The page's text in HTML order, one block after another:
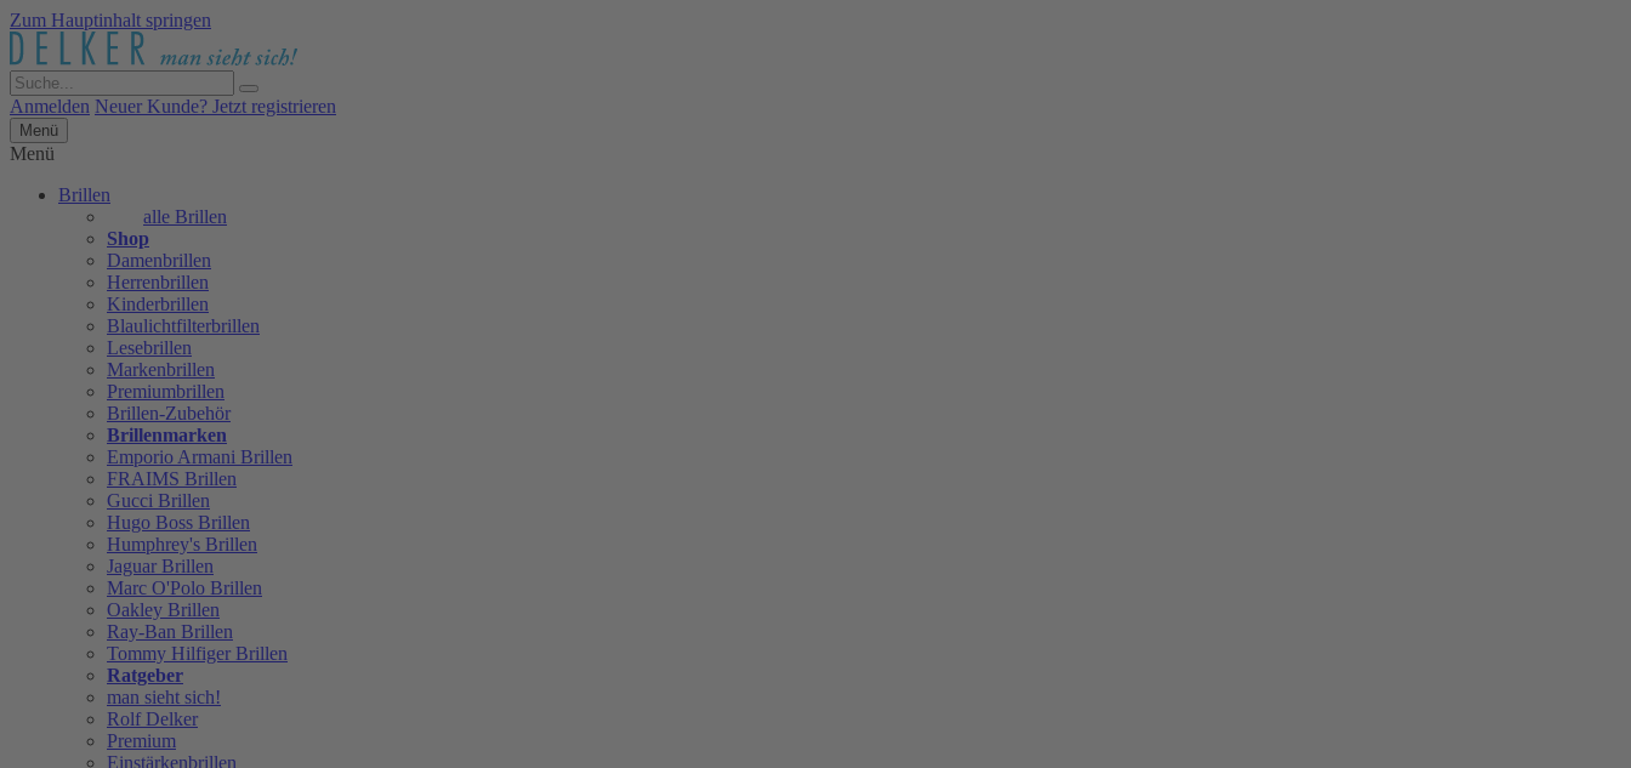
Zum Hauptinhalt springen
Anmelden Neuer Kunde? Jetzt registrieren
Menü
Menü
Brillen
alle Brillen
Shop
Damenbrillen
Herrenbrillen
Kinderbrillen
Blaulichtfilterbrillen
Lesebrillen
Markenbrillen
Premiumbrillen
Brillen-Zubehör
Brillenmarken
Emporio Armani Brillen
FRAIMS Brillen
Gucci Brillen
Hugo Boss Brillen
Humphrey's Brillen
Jaguar Brillen
Marc O'Polo Brillen
Oakley Brillen
Ray-Ban Brillen
Tommy Hilfiger Brillen
Ratgeber
man sieht sich!
Rolf Delker
Premium
Einstärkenbrillen